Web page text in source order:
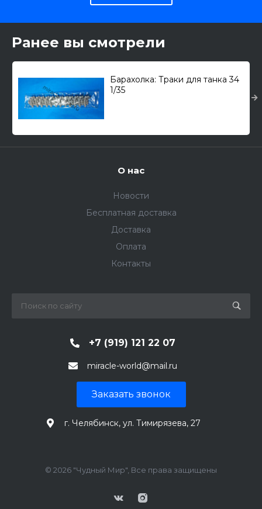
Ранее вы смотрели
Барахолка: Траки для танка 34
1/35
О нас
Новости
Бесплатная доставка
Доставка
Оплата
Контакты
+7 (919) 121 22 07
miracle-world@mail.ru
Заказать звонок
г. Челябинск, ул. Тимирязева, 27
© 2026 "Чудный Мир", Все права защищены